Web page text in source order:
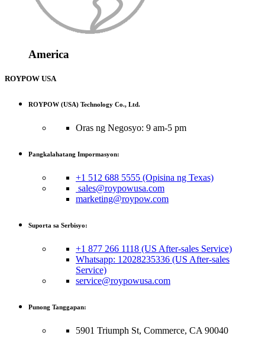
America
ROYPOW USA
ROYPOW (USA) Technology Co., Ltd.
Oras ng Negosyo: 9 am-5 pm
Pangkalahatang Impormasyon:
+1 512 688 5555 (Opisina ng Texas)
sales@roypowusa.com
marketing@roypow.com
Suporta sa Serbisyo:
+1 877 266 1118 (US After-sales Service)
Whatsapp: 12028235336 (US After-sales
Service)
service@roypowusa.com
Punong Tanggapan:
5901 Triumph St, Commerce, CA 90040